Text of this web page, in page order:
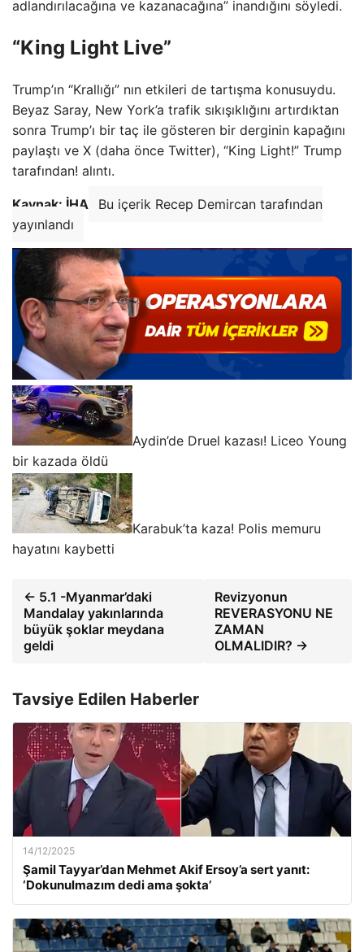
adlandırılacağına ve kazanacağına” inandığını söyledi.
“King Light Live”
Trump’ın “Krallığı” nın etkileri de tartışma konusuydu.
Beyaz Saray, New York’a trafik sıkışıklığını artırdıktan
sonra Trump’ı bir taç ile gösteren bir derginin kapağını
paylaştı ve X (daha önce Twitter), “King Light!” Trump
tarafından! alıntı.
Kaynak: İHA
Bu içerik Recep Demircan tarafından
yayınlandı
Aydin’de Druel kazası! Liceo Young
bir kazada öldü
Karabuk’ta kaza! Polis memuru
hayatını kaybetti
← 5.1 -Myanmar’daki
Mandalay yakınlarında
büyük şoklar meydana
geldi
Revizyonun
REVERASYONU NE
ZAMAN
OLMALIDIR? →
Tavsiye Edilen Haberler
14/12/2025
Şamil Tayyar’dan Mehmet Akif Ersoy’a sert yanıt:
‘Dokunulmazım dedi ama şokta’